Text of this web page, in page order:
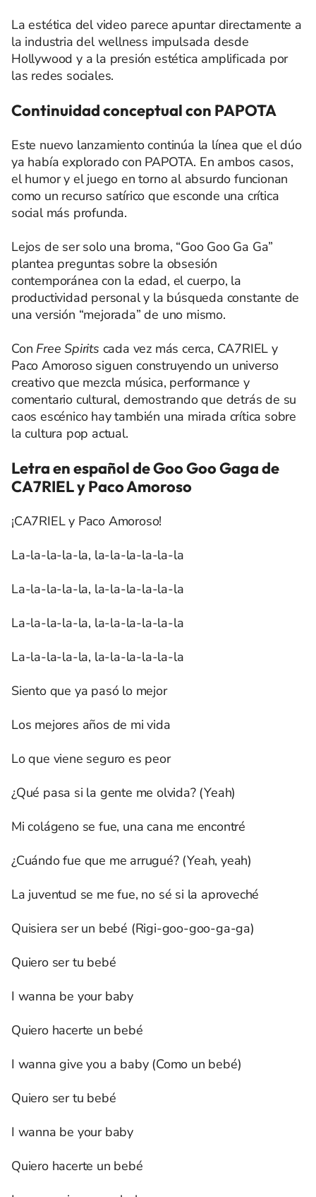
La estética del video parece apuntar directamente a
la industria del wellness impulsada desde
Hollywood y a la presión estética amplificada por
las redes sociales.
Continuidad conceptual con PAPOTA
Este nuevo lanzamiento continúa la línea que el dúo
ya había explorado con PAPOTA. En ambos casos,
el humor y el juego en torno al absurdo funcionan
como un recurso satírico que esconde una crítica
social más profunda.
Lejos de ser solo una broma, “Goo Goo Ga Ga”
plantea preguntas sobre la obsesión
contemporánea con la edad, el cuerpo, la
productividad personal y la búsqueda constante de
una versión “mejorada” de uno mismo.
Con Free Spirits cada vez más cerca, CA7RIEL y
Paco Amoroso siguen construyendo un universo
creativo que mezcla música, performance y
comentario cultural, demostrando que detrás de su
caos escénico hay también una mirada crítica sobre
la cultura pop actual.
Letra en español de Goo Goo Gaga de
CA7RIEL y Paco Amoroso
¡CA7RIEL y Paco Amoroso!
La-la-la-la-la, la-la-la-la-la-la
La-la-la-la-la, la-la-la-la-la-la
La-la-la-la-la, la-la-la-la-la-la
La-la-la-la-la, la-la-la-la-la-la
Siento que ya pasó lo mejor
Los mejores años de mi vida
Lo que viene seguro es peor
¿Qué pasa si la gente me olvida? (Yeah)
Mi colágeno se fue, una cana me encontré
¿Cuándo fue que me arrugué? (Yeah, yeah)
La juventud se me fue, no sé si la aproveché
Quisiera ser un bebé (Rigi-goo-goo-ga-ga)
Quiero ser tu bebé
I wanna be your baby
Quiero hacerte un bebé
I wanna give you a baby (Como un bebé)
Quiero ser tu bebé
I wanna be your baby
Quiero hacerte un bebé